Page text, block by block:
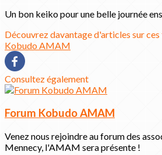
Un bon keiko pour une belle journée
Découvrez davantage d'articles sur ces
KobudoAMAM
Consultez également
Forum Kobudo AMAM
Venez nous rejoindre au forum des
Mennecy, l'AMAM sera présente !